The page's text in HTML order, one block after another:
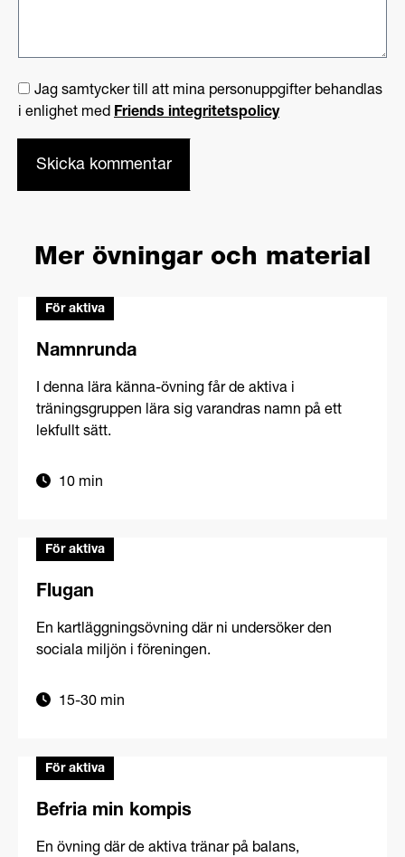
Jag samtycker till att mina personuppgifter behandlas
i enlighet med Friends integritetspolicy
Mer övningar och material
För aktiva
Namnrunda
I denna lära känna-övning får de aktiva i
träningsgruppen lära sig varandras namn på ett
lekfullt sätt.
10 min
För aktiva
Flugan
En kartläggningsövning där ni undersöker den
sociala miljön i föreningen.
15-30 min
För aktiva
Befria min kompis
En övning där de aktiva tränar på balans,